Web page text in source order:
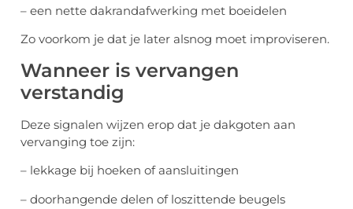
– een nette dakrandafwerking met boeidelen
Zo voorkom je dat je later alsnog moet improviseren.
Wanneer is vervangen
verstandig
Deze signalen wijzen erop dat je dakgoten aan
vervanging toe zijn:
– lekkage bij hoeken of aansluitingen
– doorhangende delen of loszittende beugels